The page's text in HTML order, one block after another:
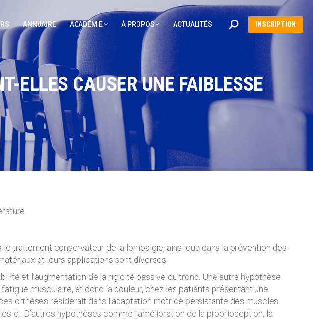
ANNUAIRE ACADÉMIE À PROPOS ACTUALITÉS
RechercheINSCRIPTION
ELLES CAUSER UNE FAIBLESSE
traitement conservateur de la lombalgie, ainsi que dans la prévention des
et leurs applications sont diverses.
et l’augmentation de la rigidité passive du tronc. Une autre hypothèse
musculaire, et donc la douleur, chez les patients présentant une
orthèses résiderait dans l’adaptation motrice persistante des muscles
ci. D’autres hypothèses comme l’amélioration de la proprioception, la